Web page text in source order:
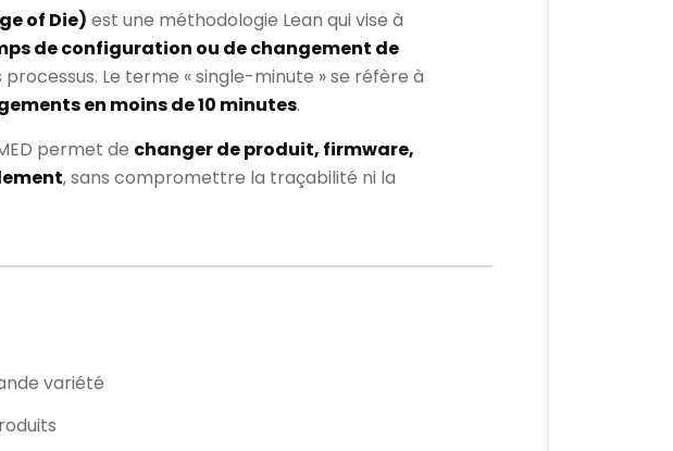
of Die) est une méthodologie Lean qui vise à
de configuration ou de changement de
Le terme « single-minute » se réfère à
en moins de 10 minutes.
permet de changer de produit, firmware,
, sans compromettre la traçabilité ni la
variété